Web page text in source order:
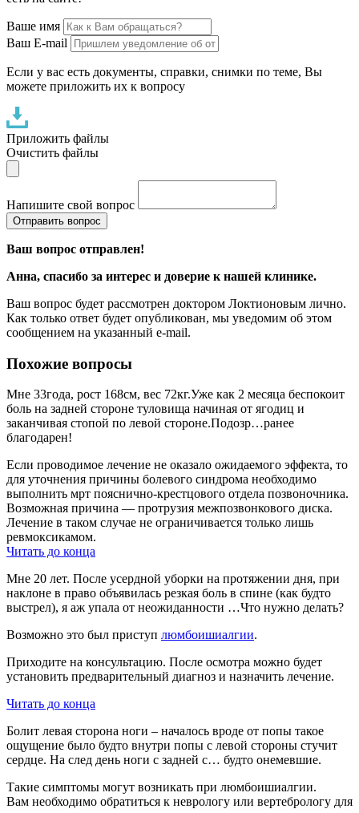
Ваше имя
Ваш E-mail
Если у вас есть документы, справки, снимки по теме, Вы
можете приложить их к вопросу
Приложить файлы
Очистить файлы
Напишите свой вопрос
Отправить вопрос
Ваш вопрос отправлен!
Анна, спасибо за интерес и доверие к нашей клинике.
Ваш вопрос будет рассмотрен доктором Локтионовым лично.
Как только ответ будет опубликован, мы уведомим об этом
сообщением на указанный e-mail.
Похожие вопросы
Мне 33года, рост 168см, вес 72кг.Уже как 2 месяца беспокоит
боль на задней стороне туловища начиная от ягодиц и
заканчивая стопой по левой стороне.Подозр…ранее
благодарен!
Если проводимое лечение не оказало ожидаемого эффекта, то
для уточнения причины болевого синдрома необходимо
выполнить мрт пояснично-крестцового отдела позвоночника.
Возможная причина — протрузия межпозвонкового диска.
Лечение в таком случае не ограничивается только лишь
ревмоксикамом.
Читать до конца
Мне 20 лет. После усердной уборки на протяжении дня, при
наклоне в право объявилась резкая боль в спине (как будто
выстрел), я аж упала от неожиданности …Что нужно делать?
Возможно это был приступ люмбоишиалгии.
Приходите на консультацию. После осмотра можно будет
установить предварительный диагноз и назначить лечение.
Читать до конца
Болит левая сторона ноги – началось вроде от попы такое
ощущение было будто внутри попы с левой стороны стучит
сердце. На след день ноги с задней с… будто онемевшие.
Такие симптомы могут возникать при люмбоишиалгии.
Вам необходимо обратиться к неврологу или вертебрологу для